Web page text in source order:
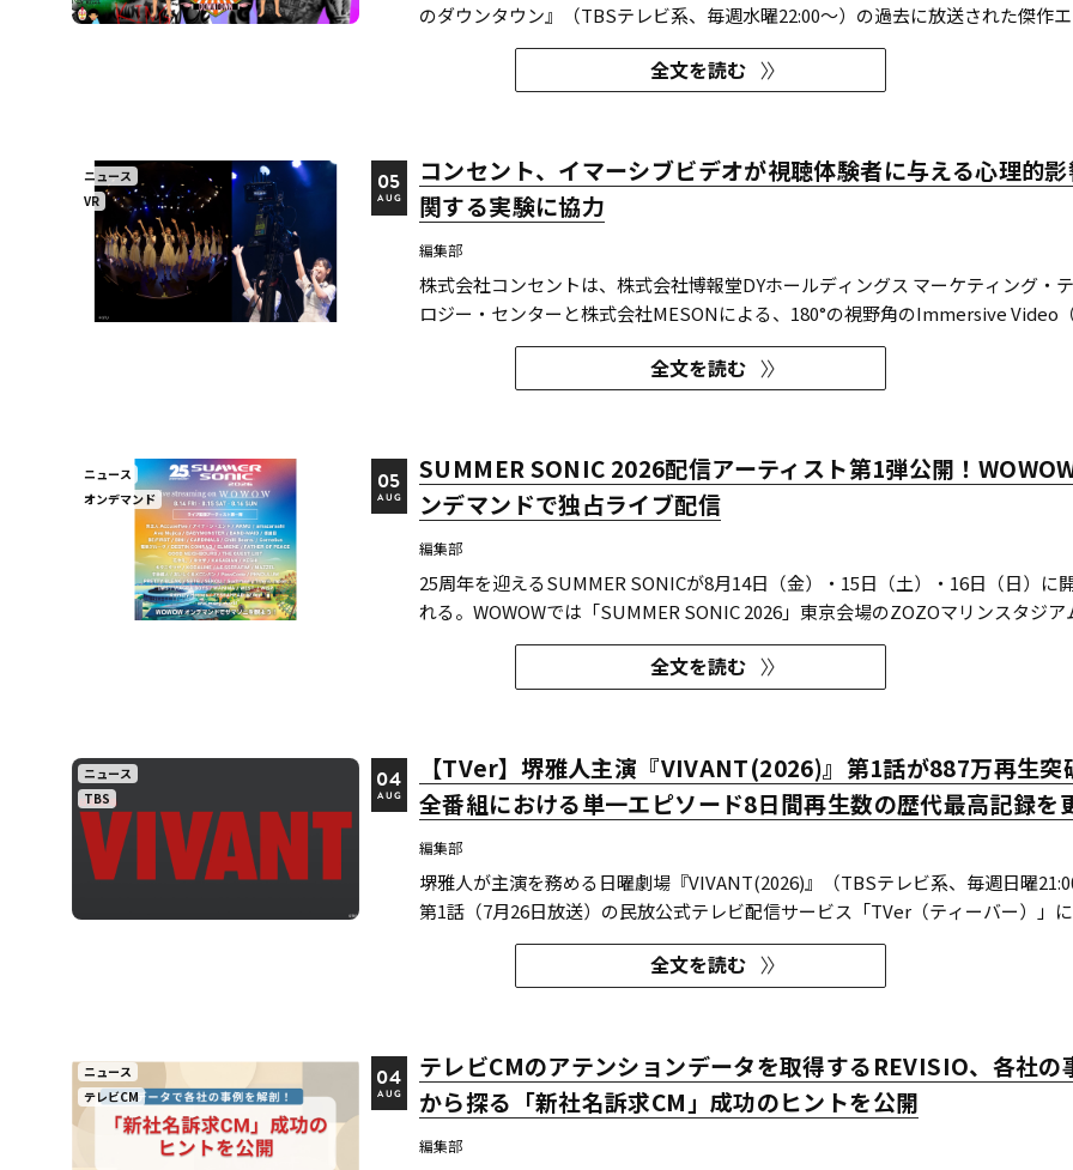
のダウンタウン』（TBSテレビ系、毎週水曜22:00～）の過去に放送された傑作
ード計12本を4か月にわたり配信する。本エピソードが動画配信サービスで配信さ
のは今回が初めてとなる。TVerはすべて無料で見放題となっている。 『水曜日のダウ
全文を読む
ニュース
VR
コンセント、イマーシブビデオが視聴体験者に与える心理的影
関する実験に協力
編集部
05
AUG
株式会社コンセントは、株式会社博報堂DYホールディングス マーケティング・
ロジー・センターと株式会社MESONによる、180°の視野角のImmersive Video
下、イマーシブビデオ）を実験刺激に用いた心理実験に協力し、そのプレプリン
文が2026年6月8日にarXivで公開された。 本実験は、イマーシブビデオの撮影距離が体
全文を読む
ニュース
オンデマンド
SUMMER SONIC 2026配信アーティスト第1弾公開！
ンデマンドで独占ライブ配信
編集部
05
AUG
25周年を迎えるSUMMER SONICが8月14日（金）・15日（土）・16日（日）に
れる。WOWOWでは「SUMMER SONIC 2026」東京会場のZOZOマリンスタジア
幕張メッセから、マリンステージ、マウンテンステージ、ソニックステージ、パ
ィックステージの模様を、3日間にわたりWOWOWオンデマンドで独占ライブ配信
る。 今回、配信アーティスト...
全文を読む
ニュース
TBS
【TVer】堺雅人主演『VIVANT(2026)』第1話が887万再生突
全番組における単一エピソード8日間再生数の歴代最高記録を
編集部
04
AUG
堺雅人が主演を務める日曜劇場『VIVANT(2026)』（TBSテレビ系、毎週日曜
第1話（7月26日放送）の民放公式テレビ配信サービス「TVer（ティーバー）」
る8日間再生数が887万（※1）を突破した。 TVerで配信する番組は基本的に配信開始
（地上波放送終了後）から1週間の配信を行っているため、番組の再生数は配信開
と配信終了...
全文を読む
ニュース
テレビCM
テレビCMのアテンションデータを取得するREVISIO、各社の
から探る「新社名訴求CM」成功のヒントを公開
編集部
04
AUG